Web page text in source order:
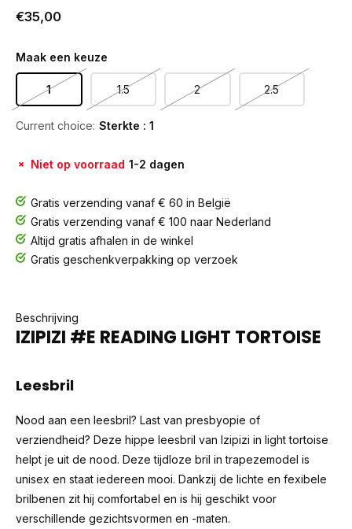
€35,00
Maak een keuze
1 1.5 2 2.5
Current choice: Sterkte : 1
Niet op voorraad 1-2 dagen
Gratis verzending vanaf € 60 in België
Gratis verzending vanaf € 100 naar Nederland
Altijd gratis afhalen in de winkel
Gratis geschenkverpakking op verzoek
Beschrijving
IZIPIZI #E READING LIGHT TORTOISE
Leesbril
Nood aan een leesbril? Last van presbyopie of
verziendheid? Deze hippe leesbril van Izipizi in light tortoise
helpt je uit de nood. Deze tijdloze bril in trapezemodel is
unisex en staat iedereen mooi. Dankzij de lichte en fexibele
brilbenen zit hij comfortabel en is hij geschikt voor
verschillende gezichtsvormen en -maten.